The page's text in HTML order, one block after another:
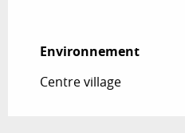
Environnement
Environnement
Centre village